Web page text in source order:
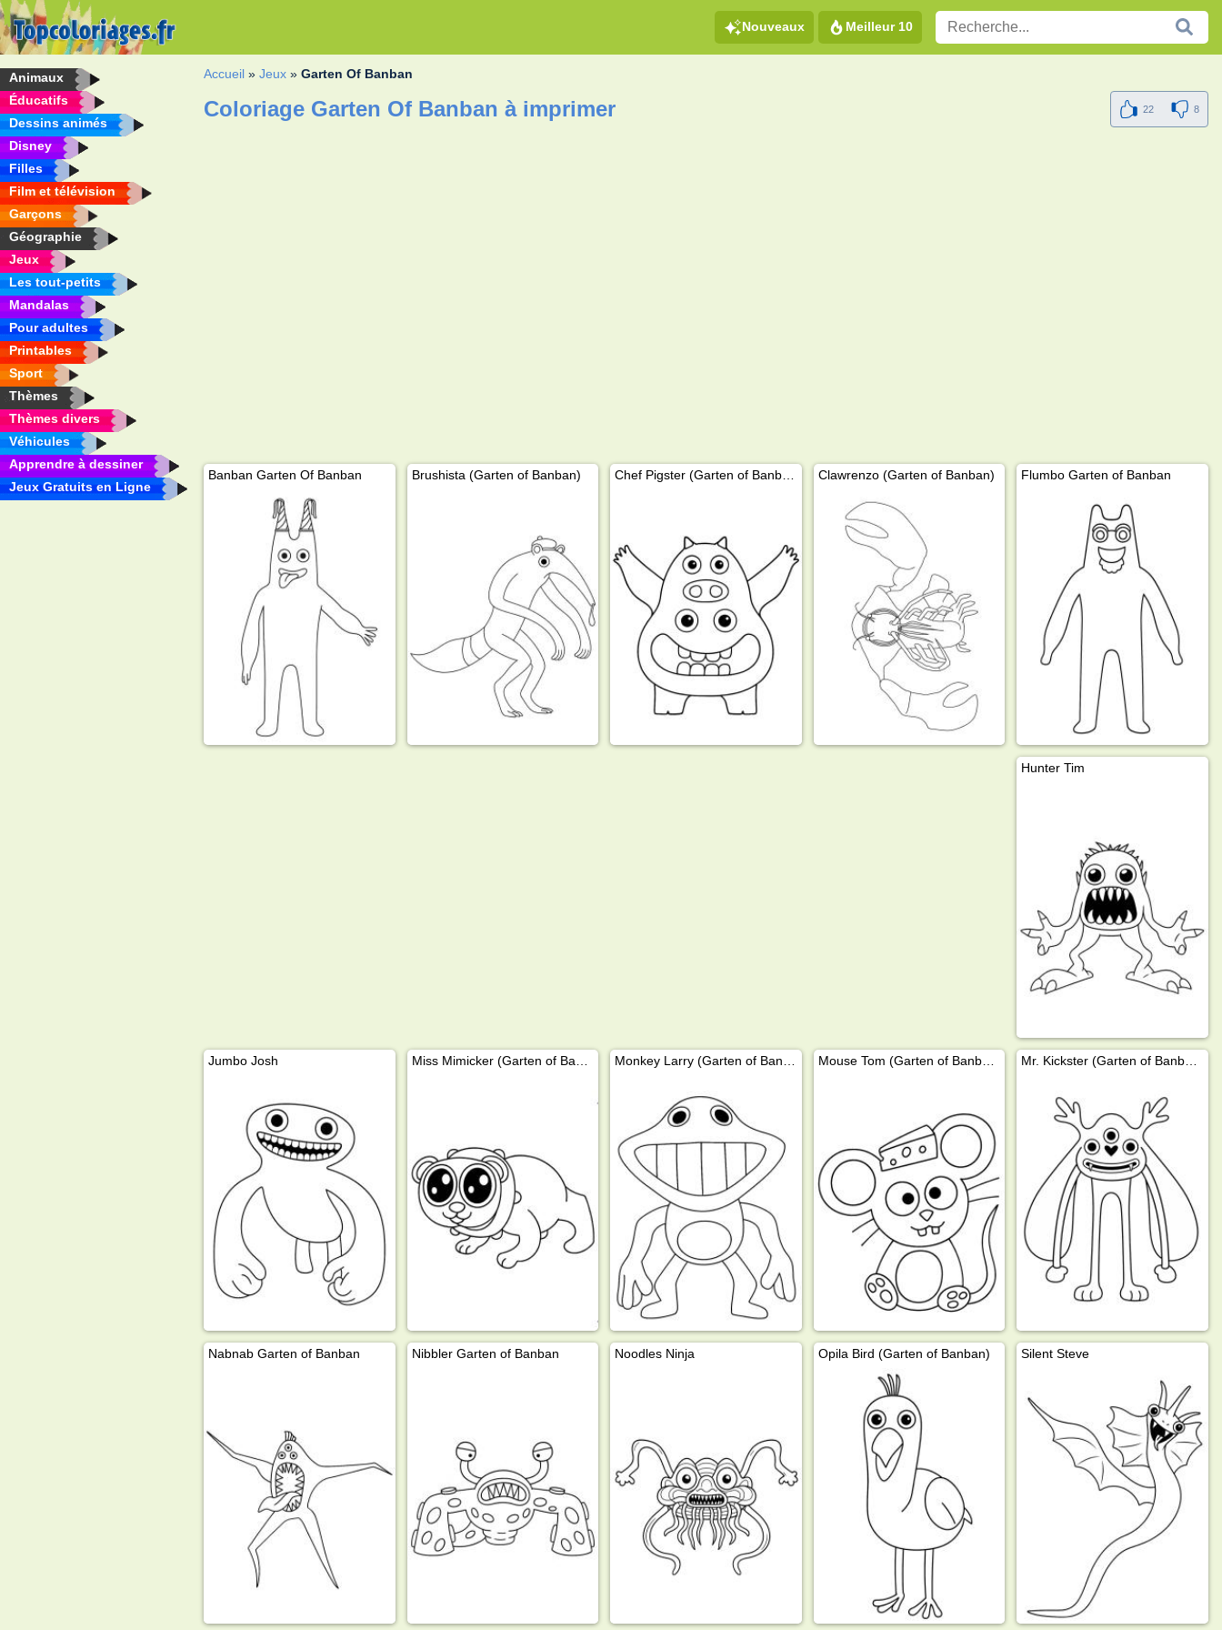
Nouveaux Meilleur 10
Animaux
Éducatifs
Dessins animés
Disney
Filles
Film et télévision
Garçons
Géographie
Jeux
Les tout-petits
Mandalas
Pour adultes
Printables
Sport
Thèmes
Thèmes divers
Véhicules
Apprendre à dessiner
Jeux Gratuits en Ligne
Accueil »Jeux »Garten Of Banban
Coloriage Garten Of Banban à imprimer 22 8
Banban Garten Of Banban Brushista (Garten of Banban) Clawrenzo (Garten of Banban) Flumbo Garten of Banban
Hunter Tim
Jumbo Josh Mouse Tom (Garten of Banban)
Nabnab Garten of Banban Nibbler Garten of Banban Noodles Ninja Opila Bird (Garten of Banban) Silent Steve